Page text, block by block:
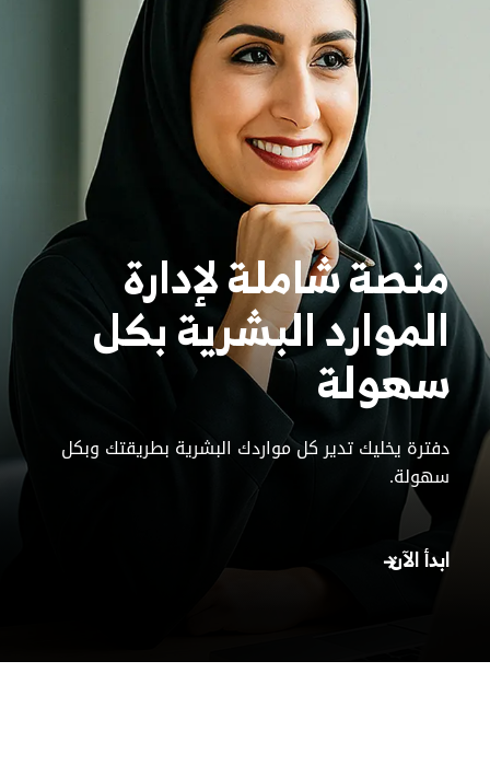
منصة شاملة لإدارة
المواردالبشرية بكل
سهولة
دفترة يخليك تدير كل مواردك البشرية بطريقتك وبكل
سهولة.
ابدأ الآن